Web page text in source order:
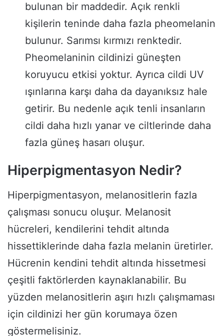
bulunan bir maddedir. Açık renkli
kişilerin teninde daha fazla pheomelanin
bulunur. Sarımsı kırmızı renktedir.
Pheomelaninin cildinizi güneşten
koruyucu etkisi yoktur. Ayrıca cildi UV
ışınlarına karşı daha da dayanıksız hale
getirir. Bu nedenle açık tenli insanların
cildi daha hızlı yanar ve ciltlerinde daha
fazla güneş hasarı oluşur.
Hiperpigmentasyon Nedir?
Hiperpigmentasyon, melanositlerin fazla
çalışması sonucu oluşur. Melanosit
hücreleri, kendilerini tehdit altında
hissettiklerinde daha fazla melanin üretirler.
Hücrenin kendini tehdit altında hissetmesi
çeşitli faktörlerden kaynaklanabilir. Bu
yüzden melanositlerin aşırı hızlı çalışmaması
için cildinizi her gün korumaya özen
göstermelisiniz.